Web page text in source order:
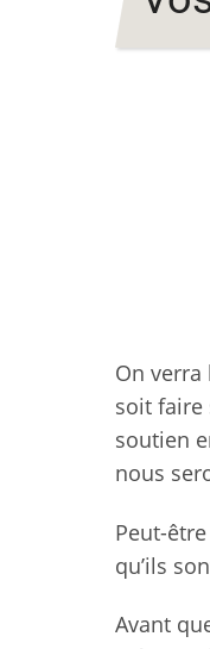
On
soit faire
soutien
nous
Peut-
qu’ils
Avant